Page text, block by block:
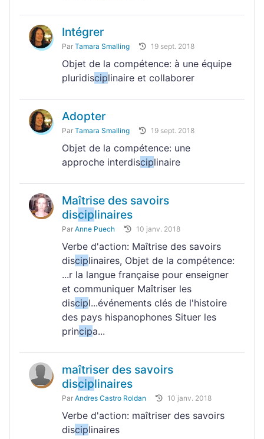
Intégrer
Par Tamara Smalling 19 sept. 2018
Objet de la compétence: à une équipe
pluridisciplinaire et collaborer
Adopter
Par Tamara Smalling 19 sept. 2018
Objet de la compétence: une
approche interdisciplinaire
Maîtrise des savoirs
disciplinaires
Par Anne Puech 10 janv. 2018
Verbe d'action: Maîtrise des savoirs
disciplinaires, Objet de la compétence:
...r la langue française pour enseigner
et communiquer Maîtriser les
discipl...événements clés de l'histoire
des pays hispanophones Situer les
principa...
maîtriser des savoirs
disciplinaires
Par Andres Castro Roldan 10 janv. 2018
Verbe d'action: maîtriser des savoirs
disciplinaires